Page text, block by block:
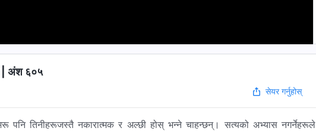
| अंश ६०५
सेयर गर्नुहोस्
पनि तिनीहरूजस्तै नकारात्मक र अल्छी होस् भन्ने चाहन्छन्। सत्यको अभ्यास नगर्नेहरूले